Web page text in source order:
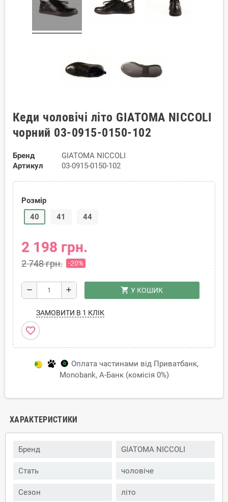
Кеди чоловічі літо GIATOMA NICCOLI
чорний 03-0915-0150-102
Бренд
GIATOMA NICCOLI
Артикул
03-0915-0150-102
Розмір
40
41 44
2 198 грн.
2 748 грн. -20%
remove add shopping_cart У КОШИК
ЗАМОВИТИ В 1 КЛІК
favorite_border
Оплата частинами від Приватбанк,
Monobank, А-Банк (комісія 0%)
ХАРАКТЕРИСТИКИ
Бренд GIATOMA NICCOLI
Стать чоловіче
Сезон літо